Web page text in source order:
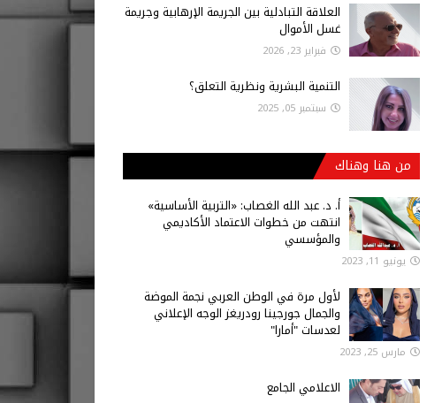
العلاقة التبادلية بين الجريمة الإرهابية وجريمة
غسل الأموال
فبراير 23, 2026
التنمية البشرية ونظرية التعلق؟
سبتمبر 05, 2025
من هنا وهناك
أ‌. د. عبد الله الغصاب: «التربية الأساسية»
انتهت من خطوات الاعتماد الأكاديمي
والمؤسسي
يونيو 11, 2023
لأول مرة في الوطن العربي نجمة الموضة
والجمال جورجينا رودريغز الوجه الإعلاني
لعدسات "أمارا"
مارس 25, 2023
الاعلامي الجامع